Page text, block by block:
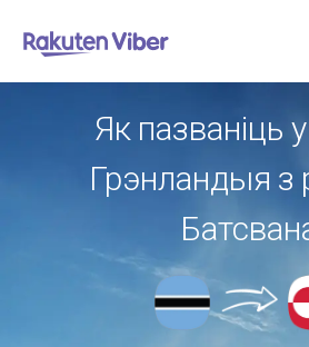
Як пазваніць
Грэнландыя з